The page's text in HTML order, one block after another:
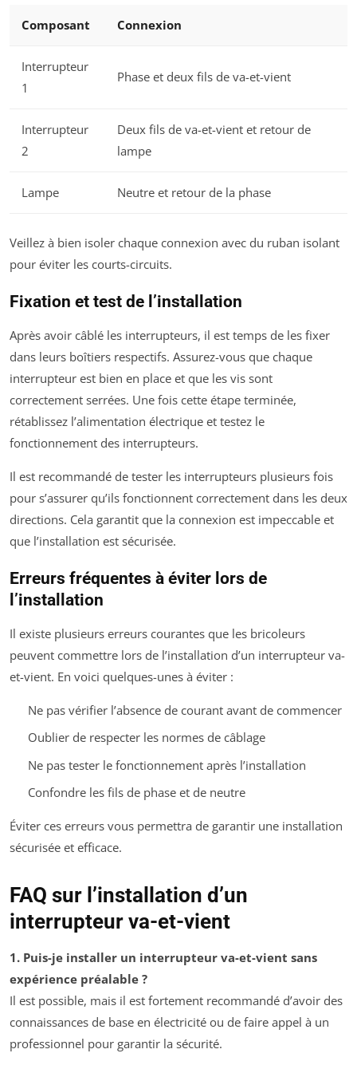
Composant Connexion
Interrupteur
1
Phase et deux fils de va-et-vient
Interrupteur
2
Deux fils de va-et-vient et retour de
lampe
Lampe Neutre et retour de la phase
Veillez à bien isoler chaque connexion avec du ruban isolant
pour éviter les courts-circuits.
Fixation et test de l’installation
Après avoir câblé les interrupteurs, il est temps de les fixer
dans leurs boîtiers respectifs. Assurez-vous que chaque
interrupteur est bien en place et que les vis sont
correctement serrées. Une fois cette étape terminée,
rétablissez l’alimentation électrique et testez le
fonctionnement des interrupteurs.
Il est recommandé de tester les interrupteurs plusieurs fois
pour s’assurer qu’ils fonctionnent correctement dans les deux
directions. Cela garantit que la connexion est impeccable et
que l’installation est sécurisée.
Erreurs fréquentes à éviter lors de
l’installation
Il existe plusieurs erreurs courantes que les bricoleurs
peuvent commettre lors de l’installation d’un interrupteur va-
et-vient. En voici quelques-unes à éviter :
Ne pas vérifier l’absence de courant avant de commencer
Oublier de respecter les normes de câblage
Ne pas tester le fonctionnement après l’installation
Confondre les fils de phase et de neutre
Éviter ces erreurs vous permettra de garantir une installation
sécurisée et efficace.
FAQ sur l’installation d’un
interrupteur va-et-vient
1. Puis-je installer un interrupteur va-et-vient sans
expérience préalable ?
Il est possible, mais il est fortement recommandé d’avoir des
connaissances de base en électricité ou de faire appel à un
professionnel pour garantir la sécurité.